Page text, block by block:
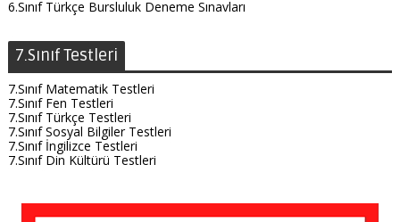
6.Sınıf Türkçe Bursluluk Deneme Sınavları
7.Sınıf Testleri
7.Sınıf Matematik Testleri
7.Sınıf Fen Testleri
7.Sınıf Türkçe Testleri
7.Sınıf Sosyal Bilgiler Testleri
7.Sınıf İngilizce Testleri
7.Sınıf Din Kültürü Testleri